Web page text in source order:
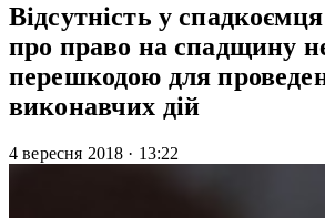
Відсутність у
про право на спадщину
перешкодою для
виконавчих дій
4 вересня 2018 · 13:22